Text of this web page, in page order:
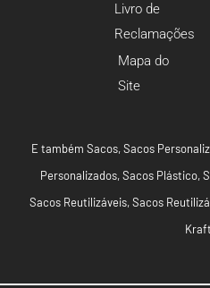
Livro de
Reclamações
Mapa do
Site
E também Sacos,Sacos
Personalizados,Sacos Plástico,
Sacos Reutilizáveis,Sacos
Kraft